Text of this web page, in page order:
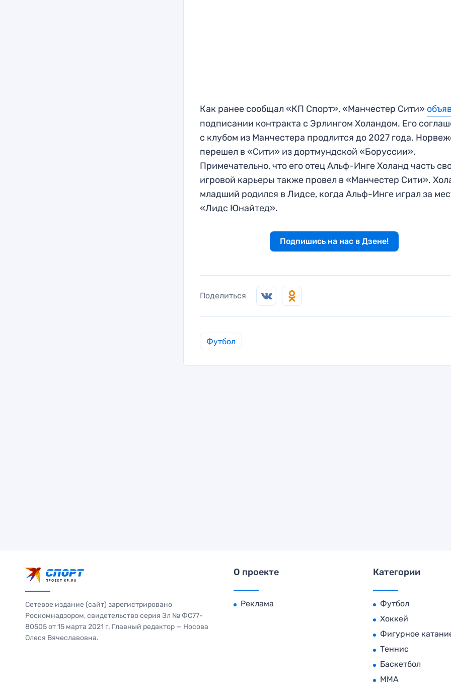
Как ранее сообщал «КП Спорт», «Манчестер Сити»
подписании контракта с Эрлингом Холандом. Его
с клубом из Манчестера продлится до 2027 года.
перешел в «Сити» из дортмундской «Боруссии».
Примечательно, что его отец Альф-Инге Холанд часть
игровой карьеры также провел в «Манчестер Сити».
младший родился в Лидсе, когда Альф-Инге играл за
«Лидс Юнайтед».
Подпишись на нас в Дзене!
Поделиться
Футбол
Сетевое издание (сайт) зарегистрировано
Роскомнадзором, свидетельство серия Эл № ФС77-
80505 от 15 марта 2021 г. Главный редактор — Носова
Олеся Вячеславовна.
О проекте
Реклама
Категории
Футбол
Хоккей
Фигурное
Теннис
Баскетбол
MMA